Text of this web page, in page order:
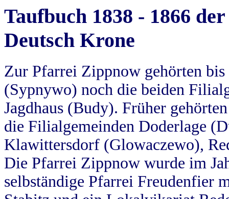
Taufbuch 1838 - 1866
Deutsch Krone
Zur Pfarrei Zippnow gehörten
(Sypnywo) noch die beiden
Jagdhaus (Budy). Früher
die Filialgemeinden Doderlage
Klawittersdorf (Glowaczewo),
Die Pfarrei Zippnow wurde im
selbständige Pfarrei Freudenfier